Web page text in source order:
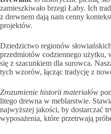
zamieszkiwało brzegi Łaby. Ich
z drewnem dają nam cenny
projektów.
Dziedzictwo regionów
przedmiotów codziennego użytku,
się z szacunkiem dla surowca.
tych wzorów, łącząc tradycję z
Zrozumienie historii materiałów
litego drewna w meblarstwie.
najwyższej jakości, by dostarczać
wyposażenia, które przetrwają